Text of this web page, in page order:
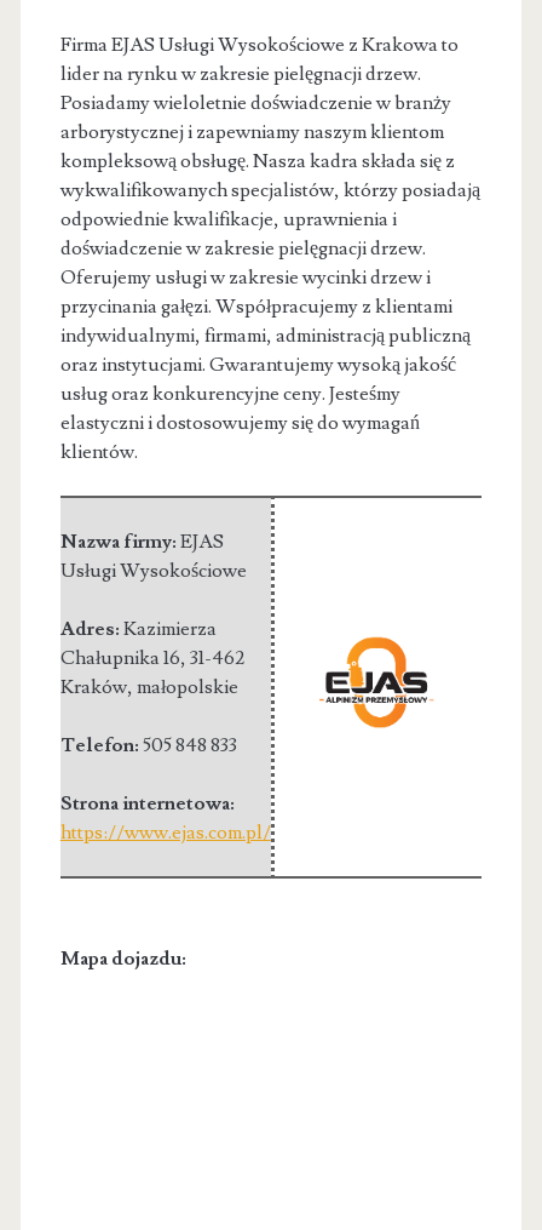
Firma EJAS Usługi Wysokościowe z Krakowa to
lider na rynku w zakresie pielęgnacji drzew.
Posiadamy wieloletnie doświadczenie w branży
arborystyczneji zapewniamy naszym klientom
kompleksową obsługę. Nasza kadra składa się z
wykwalifikowanych specjalistów, którzy posiadają
odpowiednie kwalifikacje, uprawnienia i
doświadczenie w zakresie pielęgnacji drzew.
Oferujemy usługi w zakresie wycinki drzew i
przycinania gałęzi. Współpracujemy z klientami
indywidualnymi, firmami, administracją publiczną
oraz instytucjami. Gwarantujemy wysoką jakość
usług oraz konkurencyjne ceny. Jesteśmy
elastyczni i dostosowujemy się do wymagań
klientów.
Nazwa firmy: EJAS
Usługi Wysokościowe
Adres: Kazimierza
Chałupnika 16, 31-462
Kraków, małopolskie
Telefon: 505 848 833
Strona internetowa:
https://www.ejas.com.pl/
Mapa dojazdu: